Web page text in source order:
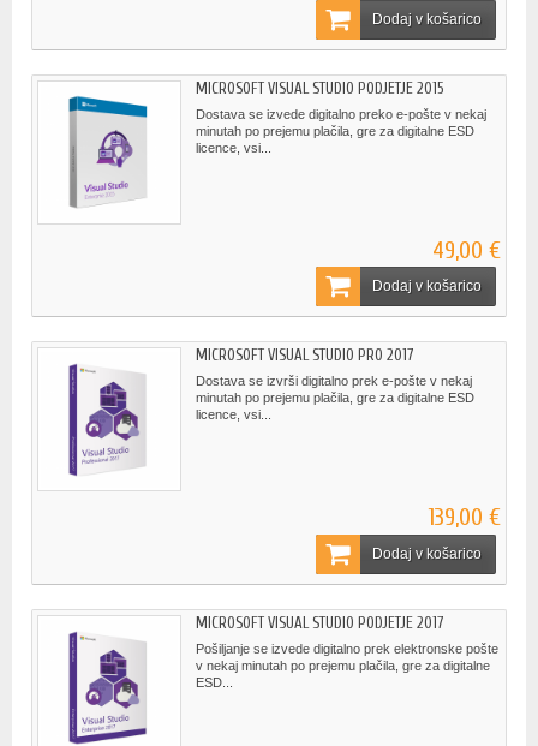
Dodaj v košarico
MICROSOFT VISUAL STUDIO PODJETJE 2015
Dostava se izvede digitalno preko e-pošte v nekaj
minutah po prejemu plačila, gre za digitalne ESD
licence, vsi...
49,00 €
Dodaj v košarico
MICROSOFT VISUAL STUDIO PRO 2017
Dostava se izvrši digitalno prek e-pošte v nekaj
minutah po prejemu plačila, gre za digitalne ESD
licence, vsi...
139,00 €
Dodaj v košarico
MICROSOFT VISUAL STUDIO PODJETJE 2017
Pošiljanje se izvede digitalno prek elektronske pošte
v nekaj minutah po prejemu plačila, gre za digitalne
ESD...